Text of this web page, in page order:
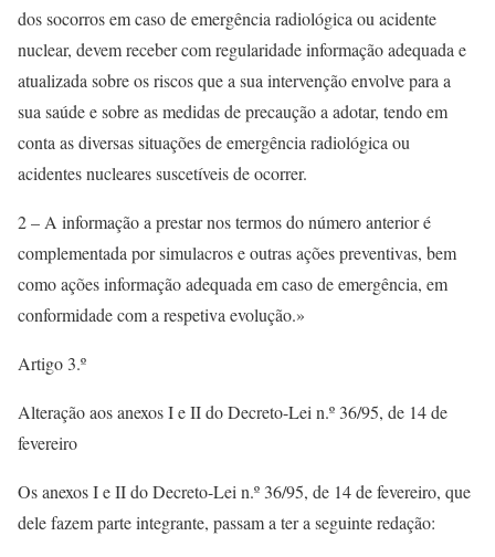
dos socorros em caso de emergência radiológica ou acidente
nuclear, devem receber com regularidade informação adequada e
atualizada sobre os riscos que a sua intervenção envolve para a
sua saúde e sobre as medidas de precaução a adotar, tendo em
conta as diversas situações de emergência radiológica ou
acidentes nucleares suscetíveis de ocorrer.
2 – A informação a prestar nos termos do número anterior é
complementada por simulacros e outras ações preventivas, bem
como ações informação adequada em caso de emergência, em
conformidade com a respetiva evolução.»
Artigo 3.º
Alteração aos anexos I e II do Decreto-Lei n.º 36/95, de 14 de
fevereiro
Os anexos I e II do Decreto-Lei n.º 36/95, de 14 de fevereiro, que
dele fazem parte integrante, passam a ter a seguinte redação: